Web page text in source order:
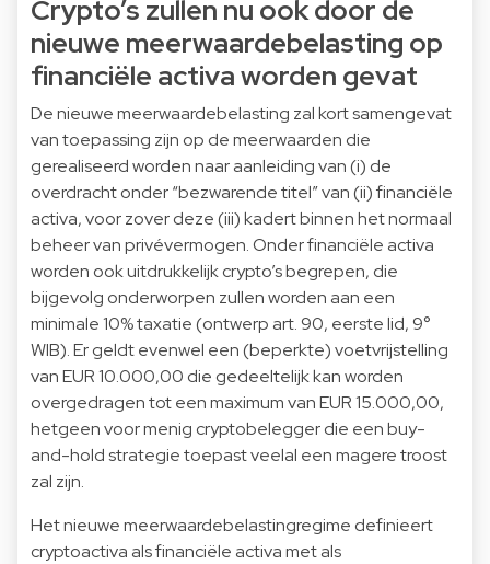
Crypto’s zullen nu ook door de
nieuwe meerwaardebelasting op
financiële activa worden gevat
De nieuwe meerwaardebelasting zal kort samengevat
van toepassing zijn op de meerwaarden die
gerealiseerd worden naar aanleiding van (i) de
overdracht onder “bezwarende titel” van (ii) financiële
activa, voor zover deze (iii) kadert binnen het normaal
beheer van privévermogen. Onder financiële activa
worden ook uitdrukkelijk crypto’s begrepen, die
bijgevolg onderworpen zullen worden aan een
minimale 10% taxatie (ontwerp art. 90, eerste lid, 9°
WIB). Er geldt evenwel een (beperkte) voetvrijstelling
van EUR 10.000,00 die gedeeltelijk kan worden
overgedragen tot een maximum van EUR 15.000,00,
hetgeen voor menig cryptobelegger die een buy-
and-hold strategie toepast veelal een magere troost
zal zijn.
Het nieuwe meerwaardebelastingregime definieert
cryptoactiva als financiële activa met als